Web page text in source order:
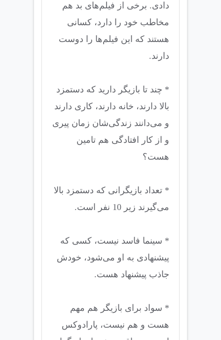
دادی. برخی از فیلم‌های بد هم
مخاطب خود را دارد، کسانی
هستند که این فیلم‌ها را دوست
دارند.
* چند تا بازیگر دارید که دستمزد
بالا دارند، خانه دارند، کاری دارند
و می‌دانند زندگی‌شان زمان پیری
و از کار افتادگی هم تامین
هست؟
* تعداد بازیگرانی که دستمزد بالا
می‌گیرند زیر 10 نفر است.
* سینما فاسد نیست، کسی که
پیشنهادی به او می‌شود، خودش
جاذب پیشنهاد هست.
* سواد برای بازیگر هم مهم
هست و هم نیست، پارادوکس